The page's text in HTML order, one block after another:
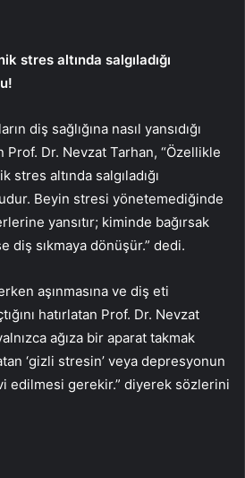
stres altında salgıladığı
diş sağlığına nasıl yansıdığı
Prof. Dr. Nevzat Tarhan, “Özellikle
stres altında salgıladığı
Beyin stresi yönetemediğinde
yansıtır; kiminde bağırsak
diş sıkmaya dönüşür.” dedi.
aşınmasına ve diş eti
hatırlatan Prof. Dr. Nevzat
ağıza bir aparat takmak
‘gizli stresin’ veya depresyonun
edilmesi gerekir.” diyerek sözlerini